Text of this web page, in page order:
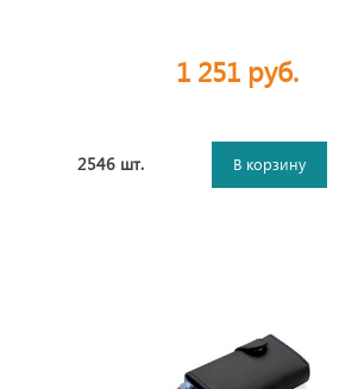
1 251 руб.
2546 шт. В корзину